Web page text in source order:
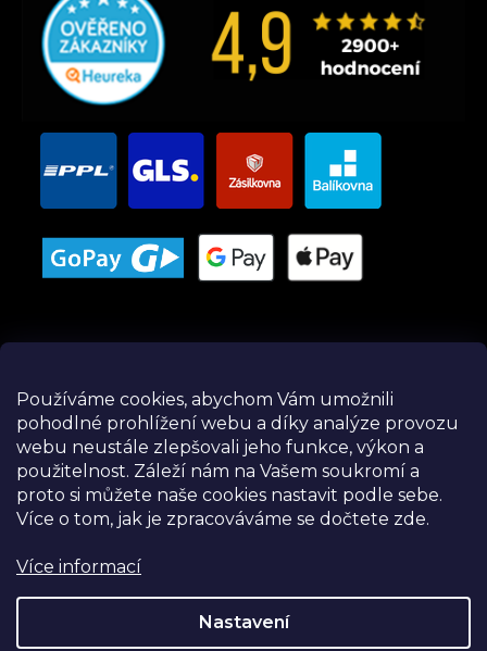
Používáme cookies, abychom Vám umožnili
pohodlné prohlížení webu a díky analýze provozu
webu neustále zlepšovali jeho funkce, výkon a
použitelnost. Záleží nám na Vašem soukromí a
proto si můžete naše cookies nastavit podle sebe.
Více o tom, jak je zpracováváme se dočtete zde.
Více informací
Nastavení
Instagram